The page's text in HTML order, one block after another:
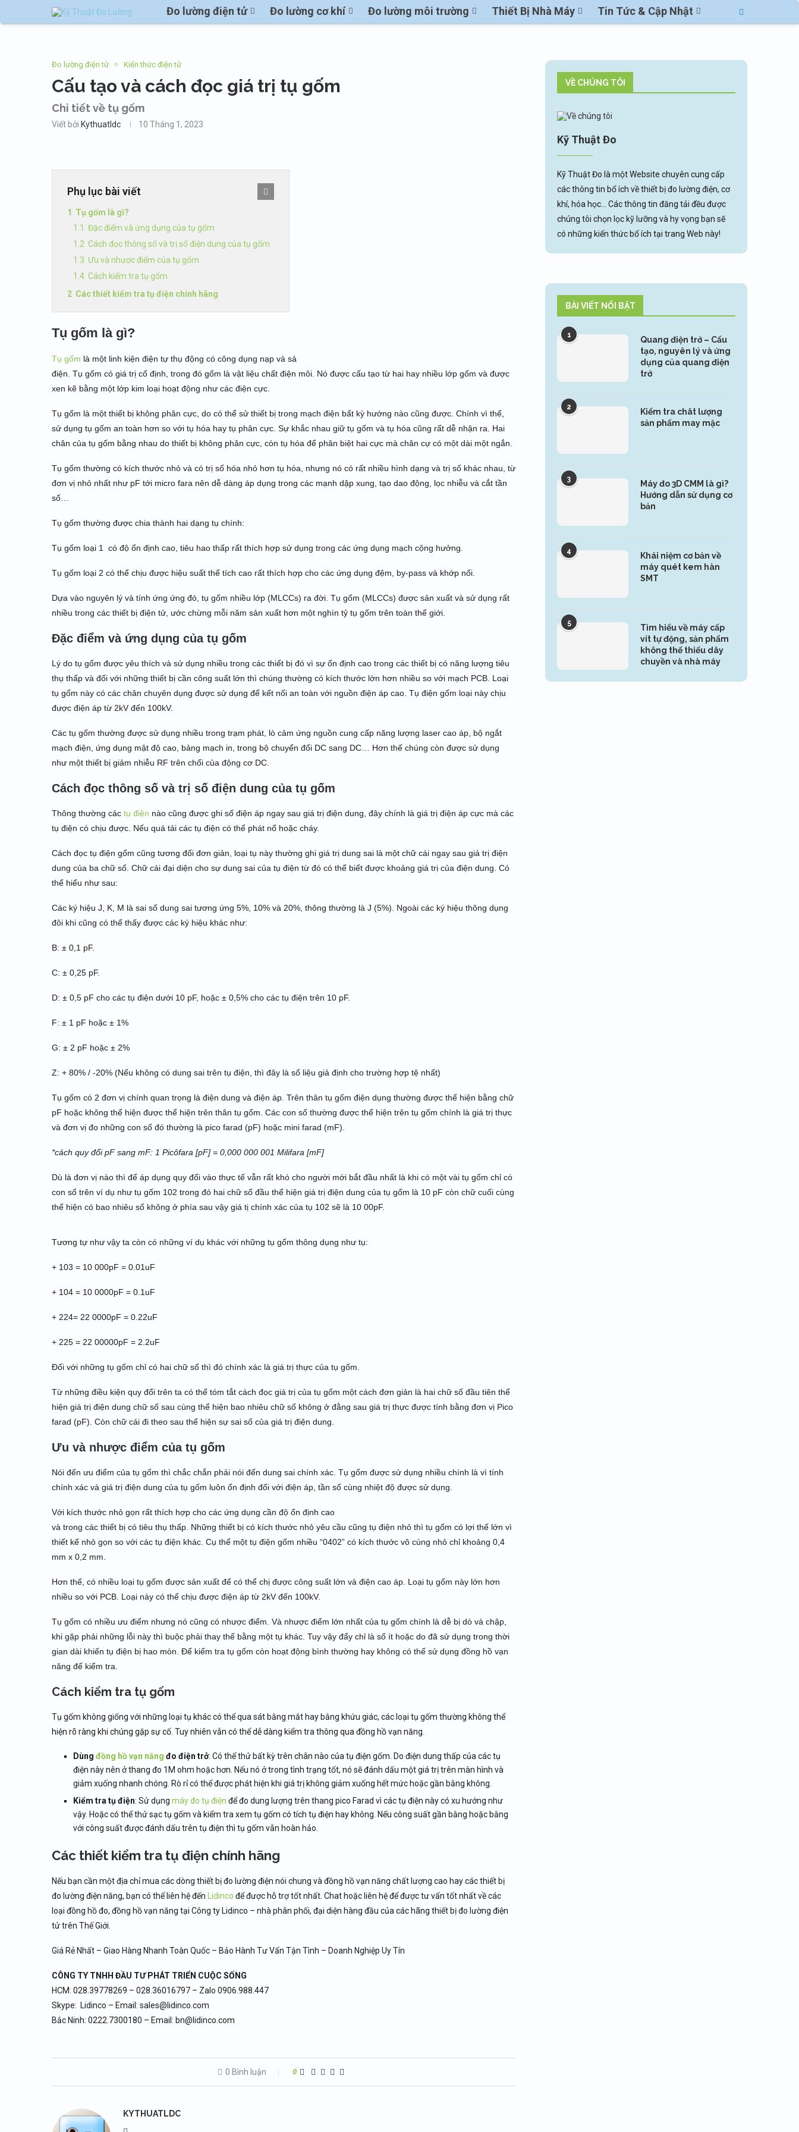
Đo lường điện tử Đo lường cơ khí Đo lường môi trường Thiết Bị Nhà Máy Tin Tức & Cập Nhật
Đo lường điện tử Kiến thức điện tử
Cấu tạo và cách đọc giá trị tụ gốm
Chi tiết về tụ gốm
Viết bởi Kythuatldc 10 Tháng 1, 2023
Phụ lục bài viết
Tụ gốm là gì?
Đặc điểm và ứng dụng của tụ gốm
Cách đọc thông số và trị số điện dung của tụ gốm
Ưu và nhược điểm của tụ gốm
Cách kiểm tra tụ gốm
Các thiết kiểm tra tụ điện chính hãng
Tụ gốm là gì?
Tụ gốm là một linh kiện điện tự thụ động có công dụng nạp và sả
điện. Tụ gốm có giá trị cố định, trong đó gốm là vật liệu chất điện môi. Nó được cấu tạo từ hai hay nhiều lớp gốm và được
xen kẽ bằng một lớp kim loại hoạt động như các điện cực.
Tụ gốm là một thiết bị không phân cực, do có thể sử thiết bị trong mạch điện bất kỳ hướng nào cũng được. Chính vì thế,
sử dụng tụ gốm an toàn hơn so với tụ hóa hay tụ phân cực. Sự khắc nhau giữ tụ gốm và tụ hóa cũng rất dễ nhận ra. Hai
chân của tụ gốm bằng nhau do thiết bị không phân cực, còn tụ hóa để phân biệt hai cực mà chân cự có một dài một ngắn.
Tụ gốm thường có kích thước nhỏ và có trị số hóa nhỏ hơn tụ hóa, nhưng nó có rất nhiều hình dạng và trị số khác nhau, từ
đơn vị nhỏ nhất như pF tới micro fara nên dễ dàng áp dụng trong các mạnh dập xung, tạo dao động, lọc nhiễu và cắt tần
số…
Tụ gốm thường được chia thành hai dạng tụ chính:
Tụ gốm loại 1 có độ ổn định cao, tiêu hao thấp rất thích hợp sử dụng trong các ứng dụng mạch cộng hưởng.
Tụ gốm loại 2 có thể chịu được hiệu suất thể tích cao rất thích hợp cho các ứng dụng đệm, by-pass và khớp nối.
Dựa vào nguyên lý và tính ứng ứng đó, tụ gốm nhiều lớp (MLCCs) ra đời. Tụ gốm (MLCCs) được sản xuất và sử dụng rất
nhiều trong các thiết bị điện tử, ước chừng mỗi năm sản xuất hơn một nghìn tỷ tụ gốm trên toàn thế giới.
Đặc điểm và ứng dụng của tụ gốm
Lý do tụ gốm được yêu thích và sử dụng nhiều trong các thiết bị đó vì sự ổn định cao trong các thiết bị có năng lượng tiêu
thụ thấp và đối với những thiết bị cần công suất lớn thì chúng thường có kích thước lớn hơn nhiều so với mạch PCB. Loại
tụ gốm này có các chân chuyên dụng được sử dụng để kết nối an toàn với nguồn điện áp cao. Tụ điện gốm loại này chịu
được điện áp từ 2kV đến 100kV.
Các tụ gốm thường được sử dụng nhiều trong trạm phát, lò cảm ứng nguồn cung cấp năng lượng laser cao áp, bộ ngắt
mạch điện, ứng dụng mật độ cao, bảng mạch in, trong bộ chuyển đổi DC sang DC… Hơn thế chúng còn được sử dụng
như một thiết bị giảm nhiễu RF trên chổi của động cơ DC.
Cách đọc thông số và trị số điện dung của tụ gốm
Thông thường các tụ điện nào cũng được ghi số điện áp ngay sau giá trị điện dung, đây chính là giá trị điện áp cực mà các
tụ điện có chịu được. Nếu quá tải các tụ điện có thể phát nổ hoặc cháy.
Cách đọc tụ điện gốm cũng tương đối đơn giản, loại tụ này thường ghi giá trị dung sai là một chữ cái ngay sau giá trị điện
dung của ba chữ số. Chữ cái đại diện cho sự dung sai của tụ điện từ đó có thể biết được khoảng giá trị của điện dung. Có
thể hiểu như sau:
Các ký hiệu J, K, M là sai số dung sai tương ứng 5%, 10% và 20%, thông thường là J (5%). Ngoài các ký hiệu thông dụng
đôi khi cũng có thể thấy được các ký hiệu khác như:
B: ± 0,1 pF.
C: ± 0,25 pF.
D: ± 0,5 pF cho các tụ điện dưới 10 pF, hoặc ± 0,5% cho các tụ điện trên 10 pF.
F: ± 1 pF hoặc ± 1%
G: ± 2 pF hoặc ± 2%
Z: + 80% / -20% (Nếu không có dung sai trên tụ điện, thì đây là số liệu giả định cho trường hợp tệ nhất)
Tụ gốm có 2 đơn vị chính quan trọng là điện dung và điện áp. Trên thân tụ gốm điện dụng thường được thể hiện bằng chữ
pF hoặc không thể hiện được thể hiện trên thân tụ gốm. Các con số thường được thể hiện trên tụ gốm chính là giá trị thực
và đơn vị đo những con số đó thường là pico farad (pF) hoặc mini farad (mF).
*cách quy đổi pF sang mF: 1 Picôfara [pF] = 0,000 000 001 Milifara [mF]
Dù là đơn vị nào thì để áp dụng quy đổi vào thực tế vẫn rất khó cho người mới bắt đầu nhất là khi có một vài tụ gốm chỉ có
con số trên ví dụ như tụ gốm 102 trong đó hai chữ số đầu thể hiện giá trị điện dung của tụ gốm là 10 pF còn chữ cuối cùng
thể hiện có bao nhiêu số không ở phía sau vậy giá tị chính xác của tụ 102 sẽ là 10 00pF.
Tương tự như vậy ta còn có những ví dụ khác với những tụ gốm thông dụng như tụ:
+ 103 = 10 000pF = 0.01uF
+ 104 = 10 0000pF = 0.1uF
+ 224= 22 0000pF = 0.22uF
+ 225 = 22 00000pF = 2.2uF
Đối với những tụ gốm chỉ có hai chữ số thì đó chính xác là giá trị thực của tụ gốm.
Từ những điều kiện quy đổi trên ta có thể tóm tắt cách đọc giá trị của tụ gốm một cách đơn giản là hai chữ số đầu tiên thể
hiện giá trị điện dung chữ số sau cùng thể hiện bao nhiêu chữ số không ở đằng sau giá trị thực được tính bằng đơn vị Pico
farad (pF). Còn chữ cái đi theo sau thể hiện sự sai số của giá trị điện dung.
Ưu và nhược điểm của tụ gốm
Nói đến ưu điểm của tụ gốm thì chắc chắn phải nói đến dung sai chính xác. Tụ gốm được sử dụng nhiều chính là vì tính
chính xác và giá trị điện dung của tụ gốm luôn ổn định đối với điện áp, tần số cùng nhiệt độ được sử dụng.
Với kích thước nhỏ gọn rất thích hợp cho các ứng dụng cần độ ổn định cao
và trong các thiết bị có tiêu thụ thấp. Những thiết bị có kích thước nhỏ yêu cầu cũng tụ điện nhỏ thì tụ gốm có lợi thế lớn vì
thiết kế nhỏ gọn so với các tụ điện khác. Cụ thể một tụ điện gốm nhiều “0402” có kích thước vô cùng nhỏ chỉ khoảng 0,4
mm x 0,2 mm.
Hơn thế, có nhiều loại tụ gốm được sản xuất để có thể chị được công suất lớn và điện cao áp. Loại tụ gốm này lớn hơn
nhiều so với PCB. Loại này có thể chịu được điện áp từ 2kV đến 100kV.
Tụ gốm có nhiều ưu điểm nhưng nó cũng có nhược điểm. Và nhược điểm lớn nhất của tụ gốm chính là dễ bị dò và chập,
khi gặp phải những lỗi này thì buộc phải thay thế bằng một tụ khác. Tuy vậy đẩy chỉ là số ít hoặc do đã sử dụng trong thời
gian dài khiến tụ điện bị hao mòn. Để kiểm tra tụ gốm còn hoạt động bình thường hay không có thể sử dụng đồng hồ vạn
năng để kiểm tra.
Cách kiểm tra tụ gốm
Tụ gốm không giống với những loại tụ khác có thể qua sát bằng mắt hay bằng khứu giác, các loại tụ gốm thường không thể
hiện rõ ràng khi chúng gặp sự cố. Tuy nhiên vẫn có thể dễ dàng kiểm tra thông qua đồng hồ vạn năng.
Dùng đồng hồ vạn năng đo điện trở: Có thể thử bất kỳ trên chân nào của tụ điện gốm. Do điện dung thấp của các tụ
điện này nên ở thang đo 1M ohm hoặc hơn. Nếu nó ở trong tình trạng tốt, nó sẽ đánh dấu một giá trị trên màn hình và
giảm xuống nhanh chóng. Rò rỉ có thể được phát hiện khi giá trị không giảm xuống hết mức hoặc gần bằng không.
Kiểm tra tụ điện: Sử dụng máy đo tụ điện để đo dung lượng trên thang pico Farad vì các tụ điện này có xu hướng như
vậy. Hoặc có thể thử sạc tụ gốm và kiểm tra xem tụ gốm có tích tụ điện hay không. Nếu công suất gần bằng hoặc bằng
với công suất được đánh dấu trên tụ điện thì tụ gốm vẫn hoàn hảo.
Các thiết kiểm tra tụ điện chính hãng
Nếu bạn cần một địa chỉ mua các dòng thiết bị đo lường điện nói chung và đồng hồ vạn năng chất lượng cao hay các thiết bị
đo lường điện năng, bạn có thể liên hệ đến
Lidinco để được hỗ trợ tốt nhất. Chat hoặc liên hệ để được tư vấn tốt nhất về các
loại đồng hồ đo, đồng hồ vạn năng tại Công ty Lidinco – nhà phân phối, đại diện hàng đầu của các hãng thiết bị đo lường điện
tử trên Thế Giới.
Giá Rẻ Nhất – Giao Hàng Nhanh Toàn Quốc – Bảo Hành Tư Vấn Tận Tình – Doanh Nghiệp Uy Tín
CÔNG TY TNHH ĐẦU TƯ PHÁT TRIỂN CUỘC SỐNG
HCM: 028.39778269 – 028.36016797 – Zalo 0906.988.447
Skype: Lidinco – Email: sales@lidinco.com
Bắc Ninh: 0222.7300180 – Email: bn@lidinco.com
0 Bình luận 0
KYTHUATLDC
VỀ CHÚNG TÔI
Kỹ Thuật Đo
Kỹ Thuật Đo là một Website chuyên cung cấp
các thông tin bổ ích về thiết bị đo lường điện, cơ
khí, hóa học... Các thông tin đăng tải đều được
chúng tôi chọn lọc kỹ lưỡng và hy vọng bạn sẽ
có những kiến thức bổ ích tại trang Web này!
BÀI VIẾT NỔI BẬT
1
Quang điện trở – Cấu
tạo, nguyên lý và ứng
dụng của quang điện
trở
2
Kiểm tra chât lượng
sản phẩm may mặc
3
Máy đo 3D CMM là gì?
Hướng dẫn sử dụng cơ
bản
4
Khái niệm cơ bản về
máy quét kem hàn
SMT
5
Tìm hiểu về máy cấp
vít tự động, sản phẩm
không thể thiếu dây
chuyền và nhà máy